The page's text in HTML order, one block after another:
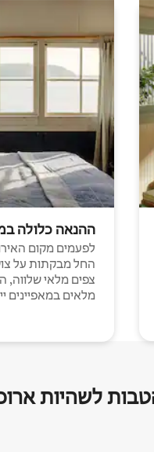
ההנאה כלולה
לפעמים מקום
החל מבקתות על
צפים מלאי שלווה,
מלאים במאפיינים
לשהיות